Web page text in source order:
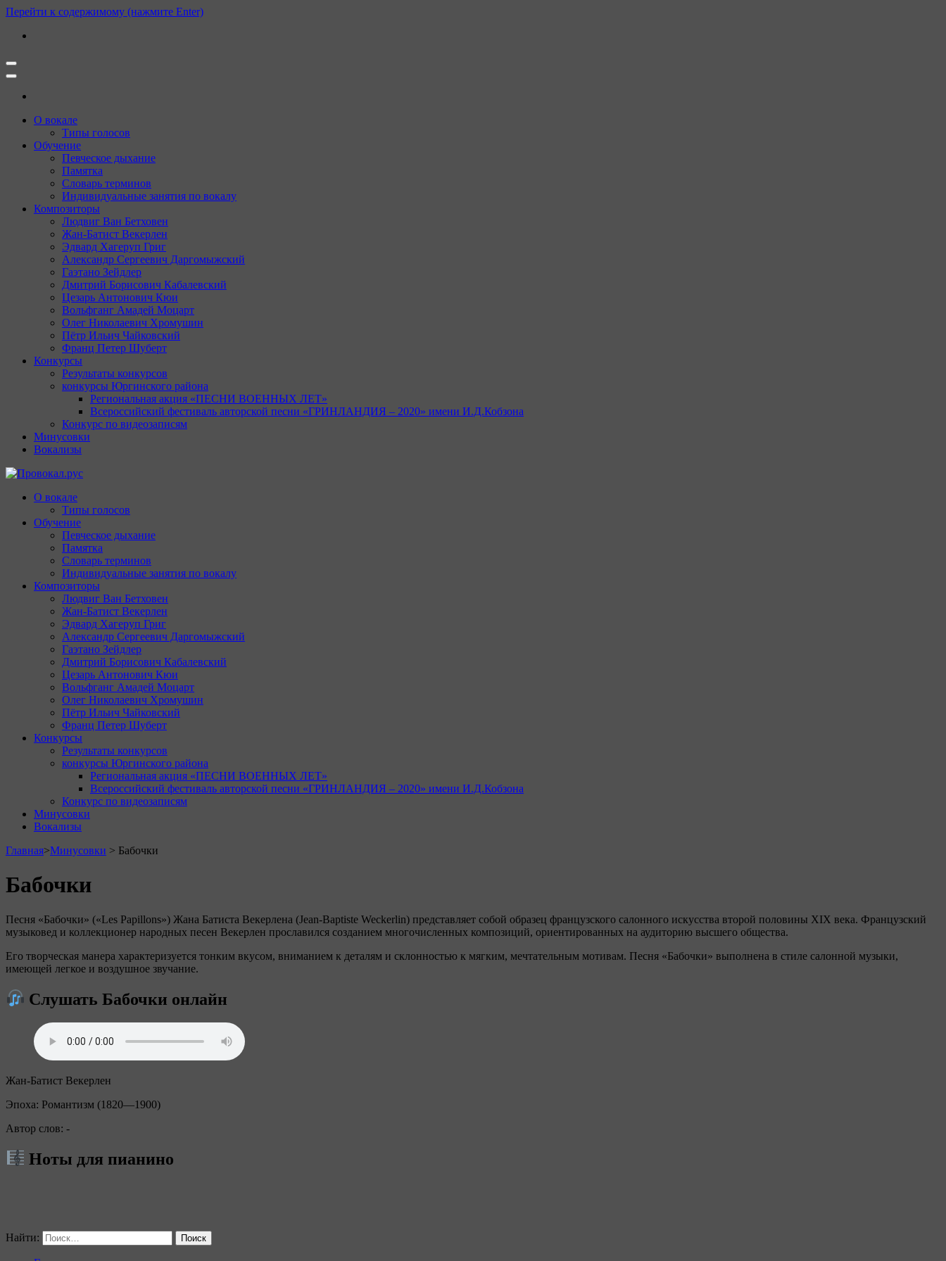
Перейти к содержимому (нажмите Enter)
О вокале
Типы голосов
Обучение
Певческое дыхание
Памятка
Словарь терминов
Индивидуальные занятия по вокалу
Композиторы
Людвиг Ван Бетховен
Жан-Батист Векерлен
Эдвард Хагеруп Григ
Александр Сергеевич Даргомыжский
Гаэтано Зейдлер
Дмитрий Борисович Кабалевский
Цезарь Антонович Кюи
Вольфганг Амадей Моцарт
Олег Николаевич Хромушин
Пётр Ильич Чайковский
Франц Петер Шуберт
Конкурсы
Результаты конкурсов
конкурсы Юргинского района
Региональная акция «ПЕСНИ ВОЕННЫХ ЛЕТ»
Всероссийский фестиваль авторской песни «ГРИНЛАНДИЯ – 2020» имени И.Д.Кобзона
Конкурс по видеозаписям
Минусовки
Вокализы
Провокал.рус
О вокале
Типы голосов
Обучение
Певческое дыхание
Памятка
Словарь терминов
Индивидуальные занятия по вокалу
Композиторы
Людвиг Ван Бетховен
Жан-Батист Векерлен
Эдвард Хагеруп Григ
Александр Сергеевич Даргомыжский
Гаэтано Зейдлер
Дмитрий Борисович Кабалевский
Цезарь Антонович Кюи
Вольфганг Амадей Моцарт
Олег Николаевич Хромушин
Пётр Ильич Чайковский
Франц Петер Шуберт
Конкурсы
Результаты конкурсов
конкурсы Юргинского района
Региональная акция «ПЕСНИ ВОЕННЫХ ЛЕТ»
Всероссийский фестиваль авторской песни «ГРИНЛАНДИЯ – 2020» имени И.Д.Кобзона
Конкурс по видеозаписям
Минусовки
Вокализы
Главная>Минусовки > Бабочки
Бабочки
Песня «Бабочки» («Les Papillons») Жана Батиста Векерлена (Jean-Baptiste Weckerlin) представляет собой образец французского салонного искусства второй половины XIX века. Французский
музыковед и коллекционер народных песен Векерлен прославился созданием многочисленных композиций, ориентированных на аудиторию высшего общества.
Его творческая манера характеризуется тонким вкусом, вниманием к деталям и склонностью к мягким, мечтательным мотивам. Песня «Бабочки» выполнена в стиле салонной музыки,
имеющей легкое и воздушное звучание.
Слушать Бабочки онлайн
Жан-Батист Векерлен
Эпоха: Романтизм (1820—1900)
Автор слов: -
Ноты для пианино
Найти: